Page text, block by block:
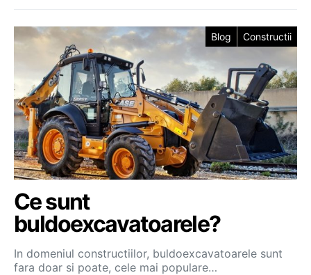
Blog Constructii
Ce sunt
buldoexcavatoarele?
In domeniul constructiilor, buldoexcavatoarele sunt
fara doar si poate, cele mai populare…